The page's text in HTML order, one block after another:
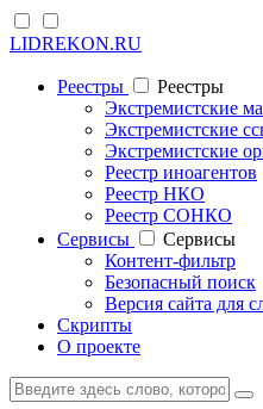
LIDREKON.RU
Реестры
Реестры
Экстремистские
Экстремистские
Экстремистские
Реестр иноагентов
Реестр НКО
Реестр СОНКО
Cервисы
Cервисы
Контент-фильтр
Безопасный поиск
Версия сайта для
Скрипты
О проекте